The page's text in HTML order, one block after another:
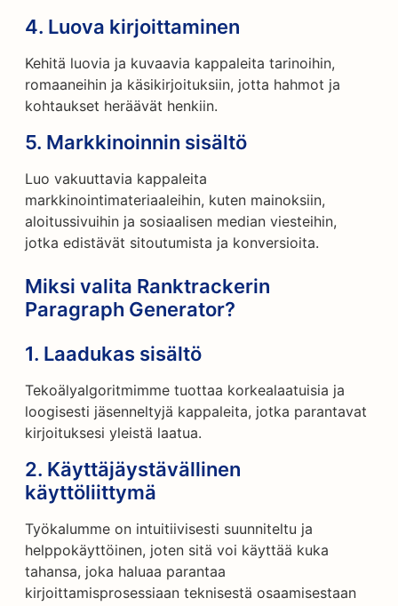
4. Luova kirjoittaminen
Kehitä luovia ja kuvaavia kappaleita tarinoihin,
romaaneihin ja käsikirjoituksiin, jotta hahmot ja
kohtaukset heräävät henkiin.
5. Markkinoinnin sisältö
Luo vakuuttavia kappaleita
markkinointimateriaaleihin, kuten mainoksiin,
aloitussivuihin ja sosiaalisen median viesteihin,
jotka edistävät sitoutumista ja konversioita.
Miksi valita Ranktrackerin
Paragraph Generator?
1. Laadukas sisältö
Tekoälyalgoritmimme tuottaa korkealaatuisia ja
loogisesti jäsenneltyjä kappaleita, jotka parantavat
kirjoituksesi yleistä laatua.
2. Käyttäjäystävällinen
käyttöliittymä
Työkalumme on intuitiivisesti suunniteltu ja
helppokäyttöinen, joten sitä voi käyttää kuka
tahansa, joka haluaa parantaa
kirjoittamisprosessiaan teknisestä osaamisestaan